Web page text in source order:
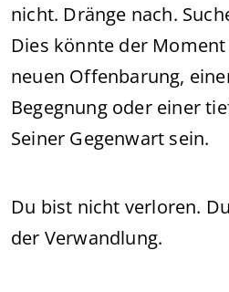
nicht. Dränge nach.
Dies könnte der
neuen Offenbarung,
Begegnung oder einer
Seiner Gegenwart sein.
Du bist nicht verloren.
der Verwandlung.